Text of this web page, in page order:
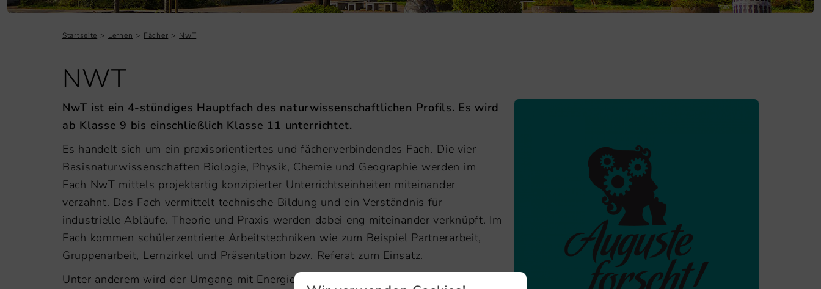
Startseite Lernen Fächer NwT
NWT
NwT ist ein 4-stündiges Hauptfach des naturwissenschaftlichen Profils. Es wird
ab Klasse 9 bis einschließlich Klasse 11 unterrichtet.
Es handelt sich um ein praxisorientiertes und fächerverbindendes Fach. Die vier
Basisnaturwissenschaften Biologie, Physik, Chemie und Geographie werden im
Fach NwT mittels projektartig konzipierter Unterrichtseinheiten miteinander
verzahnt. Das Fach vermittelt technische Bildung und ein Verständnis für
industrielle Abläufe. Theorie und Praxis werden dabei eng miteinander verknüpft. Im
Fach kommen schülerzentrierte Arbeitstechniken wie zum Beispiel Partnerarbeit,
Gruppenarbeit, Lernzirkel und Präsentation bzw. Referat zum Einsatz.
Unter anderem wird der Umgang mit Energie vermittelt, dabei können geschichtliche